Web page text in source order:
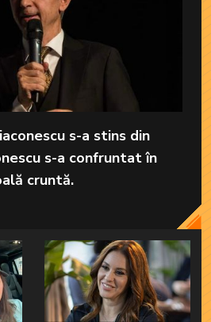
s-a stins din
s-a confruntat în
cruntă.